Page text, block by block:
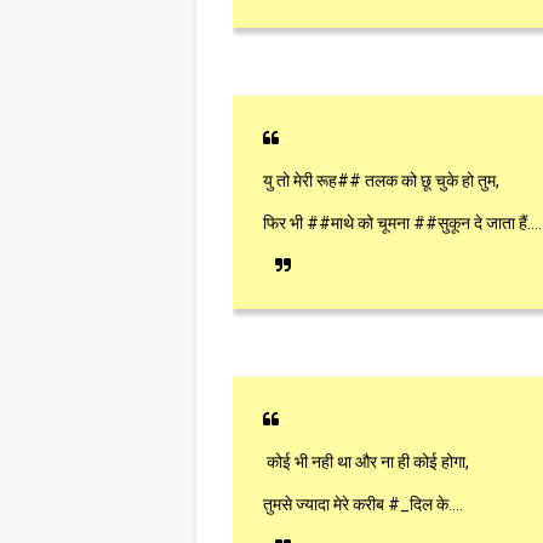
यु तो मेरी रूह## तलक को छू चुके हो तुम,
फिर भी ##माथे को चूमना ##सुकून दे जाता हैं....
कोई भी नही था और ना ही कोई होगा,
तुमसे ज्यादा मेरे करीब #_दिल के....